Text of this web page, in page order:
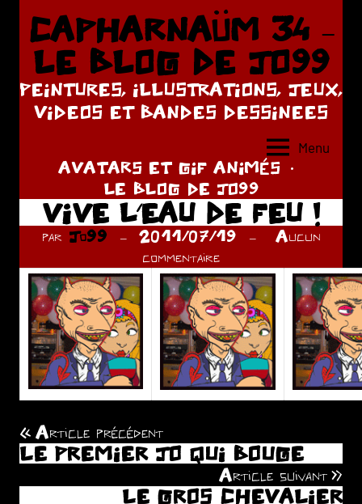
Aller
contenu
CAPHARNAÜM 34 –
LE BLOG DE JO99
PEINTURES, ILLUSTRATIONS, JEUX,
VIDEOS ET BANDES DESSINEES
Menu
AVATARS ET GIF ANIMÉS
LE BLOG DE JO99
VIVE L’EAU DE FEU !
par Jo99 2011/07/19
Aucun
commentaire
Navigation
de
Article précédent
LE PREMIER JO QUI BOUGE
Article suivant
LE GROS CHEVALIER